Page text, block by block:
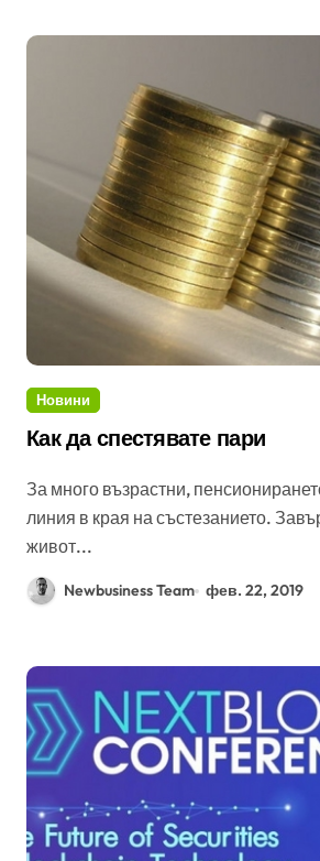
Новини
Как да спестявате пари
За много възрастни, пенсионирането е като финална
линия в края на състезанието.
живот...
Newbusiness Team фев. 22, 2019